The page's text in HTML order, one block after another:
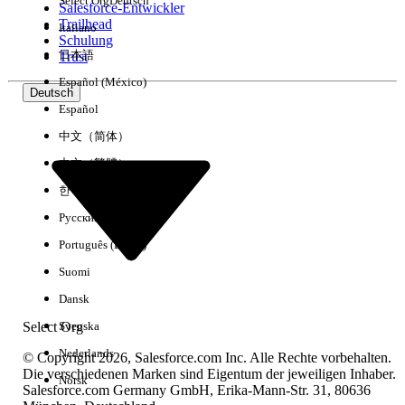
Erfahrung
Keine Ergebnisse
Salesforce-Entwickler
Trailhead
Schulung
Trust
Deutsch
Select Org
Italiano
日本語
Español (México)
Español
中文（简体）
中文（繁體）
한국어
Русский
Português (Brasil)
Suomi
Dansk
Svenska
Nederlands
Norsk
© Copyright 2026, Salesforce.com Inc. Alle Rechte vorbehalten.
Die verschiedenen Marken sind Eigentum der jeweiligen Inhaber.
Salesforce.com Germany GmbH, Erika-Mann-Str. 31, 80636